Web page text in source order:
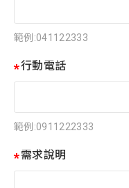
範例:041122333
行動電話
範例:0911222333
需求說明